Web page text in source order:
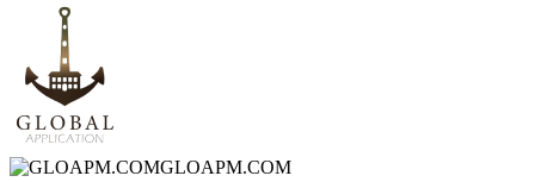
GLOAPM.COM